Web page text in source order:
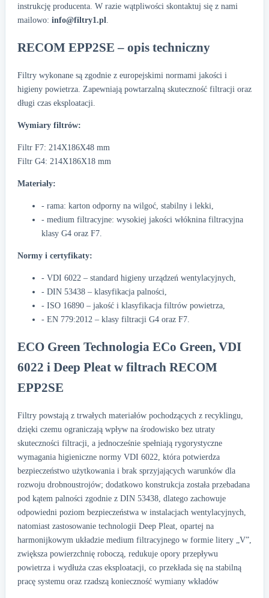
instrukcję producenta. W razie wątpliwości skontaktuj się z nami
mailowo: info@filtry1.pl.
RECOM EPP2SE – opis techniczny
Filtry wykonane są zgodnie z europejskimi normami jakości i
higieny powietrza. Zapewniają powtarzalną skuteczność filtracji oraz
długi czas eksploatacji.
Wymiary filtrów:
Filtr F7: 214X186X48 mm
Filtr G4: 214X186X18 mm
Materiały:
- rama: karton odporny na wilgoć, stabilny i lekki,
- medium filtracyjne: wysokiej jakości włóknina filtracyjna
klasy G4 oraz F7.
Normy i certyfikaty:
- VDI 6022 – standard higieny urządzeń wentylacyjnych,
- DIN 53438 – klasyfikacja palności,
- ISO 16890 – jakość i klasyfikacja filtrów powietrza,
- EN 779:2012 – klasy filtracji G4 oraz F7.
ECO Green Technologia ECo Green, VDI
6022 i Deep Pleat w filtrach RECOM
EPP2SE
Filtry powstają z trwałych materiałów pochodzących z recyklingu,
dzięki czemu ograniczają wpływ na środowisko bez utraty
skuteczności filtracji, a jednocześnie spełniają rygorystyczne
wymagania higieniczne normy VDI 6022, która potwierdza
bezpieczeństwo użytkowania i brak sprzyjających warunków dla
rozwoju drobnoustrojów; dodatkowo konstrukcja została przebadana
pod kątem palności zgodnie z DIN 53438, dlatego zachowuje
odpowiedni poziom bezpieczeństwa w instalacjach wentylacyjnych,
natomiast zastosowanie technologii Deep Pleat, opartej na
harmonijkowym układzie medium filtracyjnego w formie litery „V”,
zwiększa powierzchnię roboczą, redukuje opory przepływu
powietrza i wydłuża czas eksploatacji, co przekłada się na stabilną
pracę systemu oraz rzadszą konieczność wymiany wkładów